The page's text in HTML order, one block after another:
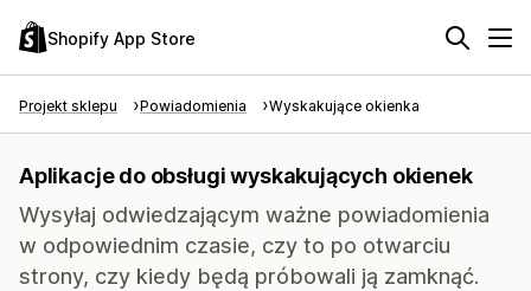
Shopify App Store
Projekt sklepu Powiadomienia Wyskakujące okienka
Aplikacje do obsługi wyskakujących okienek
Wysyłaj odwiedzającym ważne powiadomienia
w odpowiednim czasie, czy to po otwarciu
strony, czy kiedy będą próbowali ją zamknąć.